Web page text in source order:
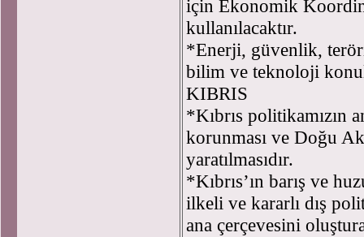
için Ekonomik
kullanılacaktır.
*Enerji, güvenlik,
bilim ve teknoloji
KIBRIS
*Kıbrıs politikamızın
korunması ve Doğu
yaratılmasıdır.
*Kıbrıs’ın barış ve
ilkeli ve kararlı dış
ana çerçevesini